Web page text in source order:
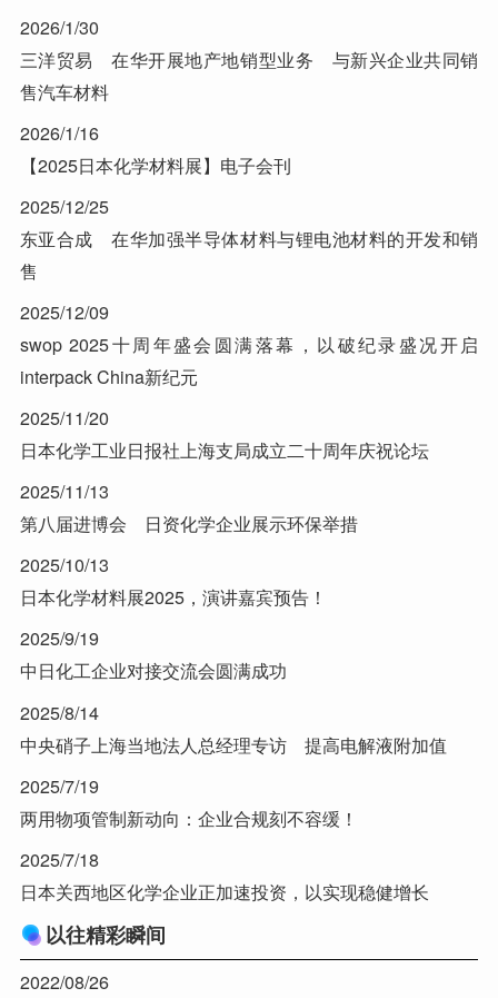
2026/1/30
三洋贸易 在华开展地产地销型业务 与新兴企业共同销
售汽车材料
2026/1/16
【2025日本化学材料展】电子会刊
2025/12/25
东亚合成 在华加强半导体材料与锂电池材料的开发和销
售
2025/12/09
swop 2025十周年盛会圆满落幕，以破纪录盛况开启
interpack China新纪元
2025/11/20
日本化学工业日报社上海支局成立二十周年庆祝论坛
2025/11/13
第八届进博会 日资化学企业展示环保举措
2025/10/13
日本化学材料展2025，演讲嘉宾预告！
2025/9/19
中日化工企业对接交流会圆满成功
2025/8/14
中央硝子上海当地法人总经理专访 提高电解液附加值
2025/7/19
两用物项管制新动向：企业合规刻不容缓！
2025/7/18
日本关西地区化学企业正加速投资，以实现稳健增长
以往精彩瞬间
2022/08/26